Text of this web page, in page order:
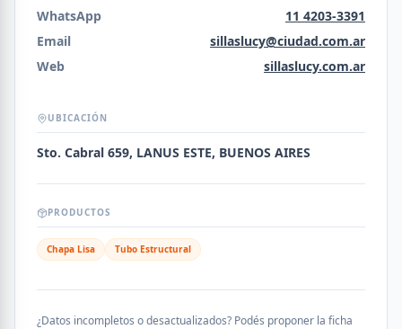
WhatsApp
11 4203-3391
Email
sillaslucy@ciudad.com.ar
Web
sillaslucy.com.ar
UBICACIÓN
Sto. Cabral 659, LANUS ESTE, BUENOS AIRES
PRODUCTOS
Chapa Lisa Tubo Estructural
¿Datos incompletos o desactualizados? Podés proponer la ficha